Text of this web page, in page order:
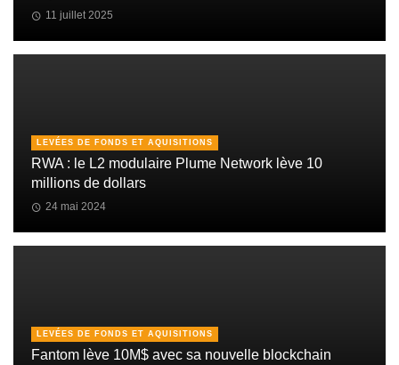
11 juillet 2025
LEVÉES DE FONDS ET AQUISITIONS
RWA : le L2 modulaire Plume Network lève 10
millions de dollars
24 mai 2024
LEVÉES DE FONDS ET AQUISITIONS
Fantom lève 10M$ avec sa nouvelle blockchain